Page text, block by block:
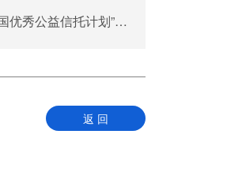
公益信托计划”奖项
返 回